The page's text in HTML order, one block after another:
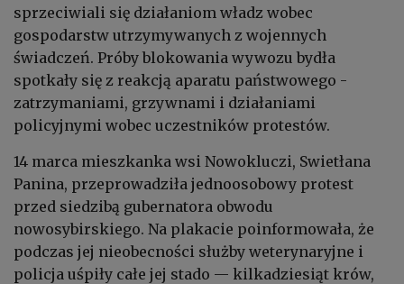
sprzeciwiali się działaniom władz wobec
gospodarstw utrzymywanych z wojennych
świadczeń. Próby blokowania wywozu bydła
spotkały się z reakcją aparatu państwowego -
zatrzymaniami, grzywnami i działaniami
policyjnymi wobec uczestników protestów.
14 marca mieszkanka wsi Nowokluczi, Swietłana
Panina, przeprowadziła jednoosobowy protest
przed siedzibą gubernatora obwodu
nowosybirskiego. Na plakacie poinformowała, że
podczas jej nieobecności służby weterynaryjne i
policja uśpiły całe jej stado — kilkadziesiąt krów,